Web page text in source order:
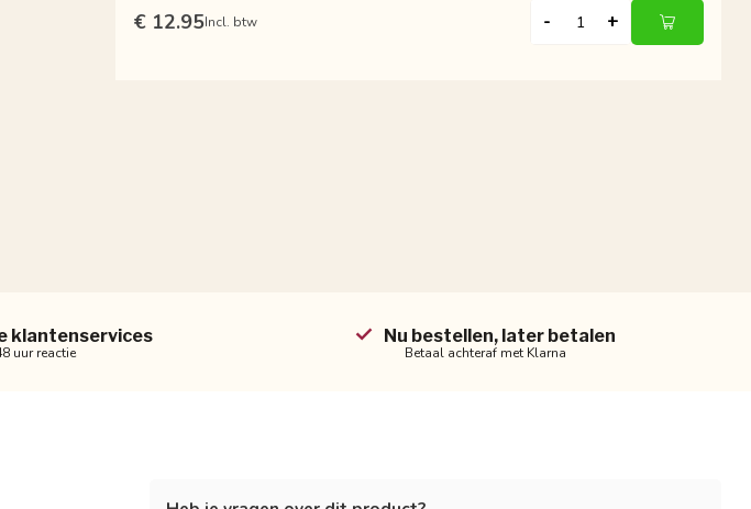
€ 12.95Incl. btw - +
klantenservices
uur reactie
Nu bestellen, later betalen
Betaal achteraf met Klarna